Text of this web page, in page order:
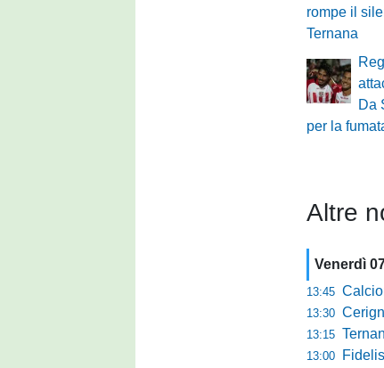
rompe il
Ternana
Da
per la
Altre
Venerdì
13:45
13:30
13:15
13:00 Fidelis